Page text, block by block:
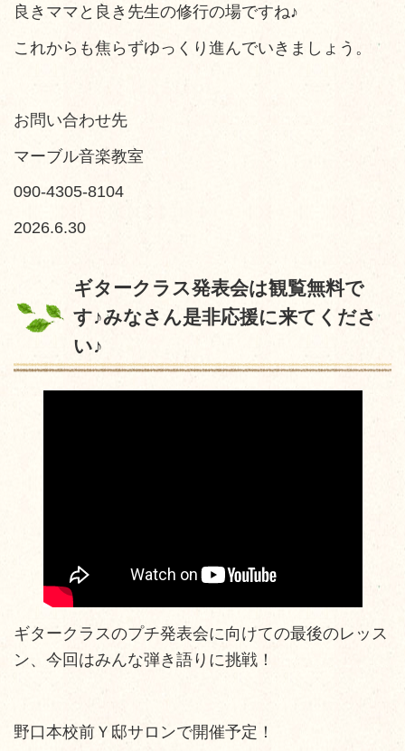
良きママと良き先生の修行の場ですね♪
これからも焦らずゆっくり進んでいきましょう。
お問い合わせ先
マーブル音楽教室
090-4305-8104
2026.6.30
ギタークラス発表会は観覧無料で
す♪みなさん是非応援に来てくださ
い♪
ギタークラスのプチ発表会に向けての最後のレッス
ン、今回はみんな弾き語りに挑戦！
野口本校前Ｙ邸サロンで開催予定！